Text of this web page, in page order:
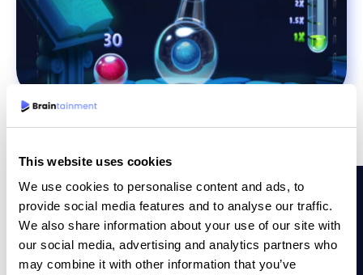
This website uses cookies
We use cookies to personalise content and ads, to
provide social media features and to analyse our traffic.
We also share information about your use of our site with
our social media, advertising and analytics partners who
may combine it with other information that you’ve
HVORFOR BRAINTAINMENT